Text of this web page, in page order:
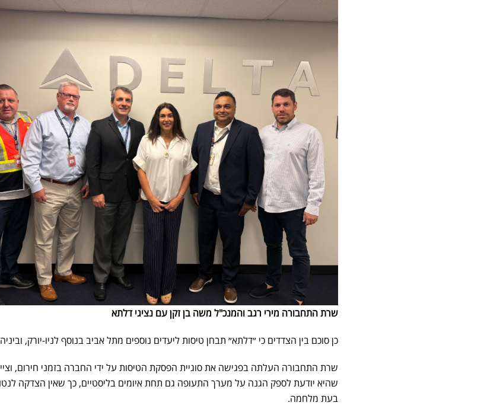
שרת התחבורה מירי רגב והמנכ"ל משה בן זקן עם נציגי דלתא
כן סוכם בין הצדדים כי ״דלתא״ תבחן טיסות ליעדים נוספים מתל אביב בנוסף לניו-יורק,
שרת התחבורה העלתה בפגישה את סוגיית הפסקת הטיסות על ידי החברה בזמני חירום,
שהיא יודעת לספק הגנה על מערך התעופה גם תחת איומים בליסטיים, כך שאין הצדקה
בעת מלחמה.